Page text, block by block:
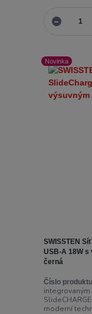
Novinka
SWISSTEN
USB-A 18W s
černá
Číslo
integrovaným
moderní